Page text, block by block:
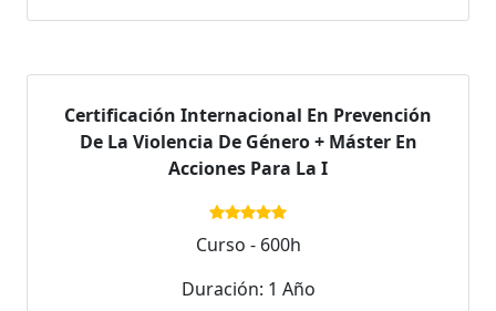
Certificación Internacional En Prevención
De La Violencia De Género + Máster En
Acciones Para La I
Curso - 600h
Duración: 1 Año